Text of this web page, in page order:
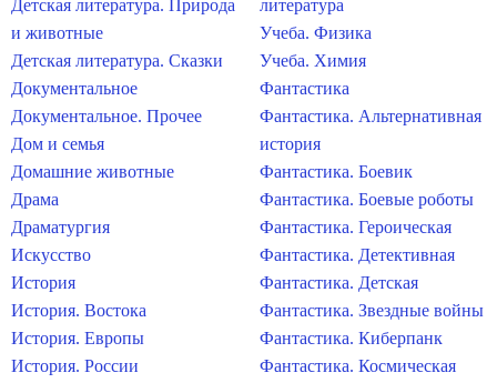
Детская литература. Природа
и животные
Детская литература. Сказки
Документальное
Документальное. Прочее
Дом и семья
Домашние животные
Драма
Драматургия
Искусство
История
История. Востока
История. Европы
История. России
литература
Учеба. Физика
Учеба. Химия
Фантастика
Фантастика. Альтернативная
история
Фантастика. Боевик
Фантастика. Боевые роботы
Фантастика. Героическая
Фантастика. Детективная
Фантастика. Детская
Фантастика. Звездные войны
Фантастика. Киберпанк
Фантастика. Космическая